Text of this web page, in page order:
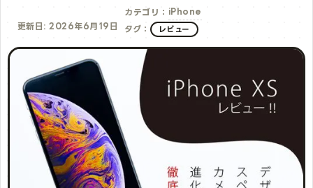
更新日: 2026年6月19日
カテゴリ： iPhone
タグ：
レビュー